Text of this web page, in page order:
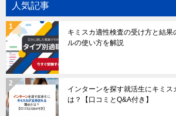
人気記事
キミスカ適性検査の受け方と結果
ルの使い方を解説
インターンを探す就活生にキミス
は？【口コミとQ&A付き】